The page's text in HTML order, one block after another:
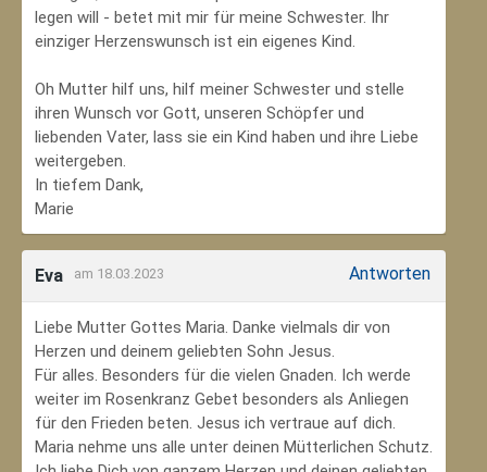
legen will - betet mit mir für meine Schwester. Ihr
einziger Herzenswunsch ist ein eigenes Kind.
Oh Mutter hilf uns, hilf meiner Schwester und stelle
ihren Wunsch vor Gott, unseren Schöpfer und
liebenden Vater, lass sie ein Kind haben und ihre Liebe
weitergeben.
In tiefem Dank,
Marie
Eva am 18.03.2023 Antworten
Liebe Mutter Gottes Maria. Danke vielmals dir von
Herzen und deinem geliebten Sohn Jesus.
Für alles. Besonders für die vielen Gnaden. Ich werde
weiter im Rosenkranz Gebet besonders als Anliegen
für den Frieden beten. Jesus ich vertraue auf dich.
Maria nehme uns alle unter deinen Mütterlichen Schutz.